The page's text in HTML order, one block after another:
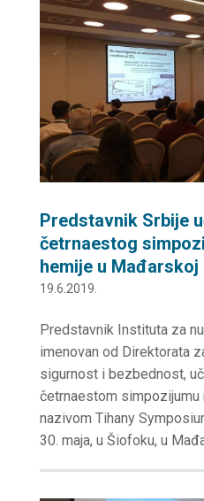
Predstavnik Srbije
četrnaestog
hemije u Mađarskoj
19.6.2019.
Predstavnik Instituta za
imenovan od Direktorata
sigurnost i bezbednost,
četrnaestom simpozijumu
nazivom Tihany
30. maja, u Šiofoku, u